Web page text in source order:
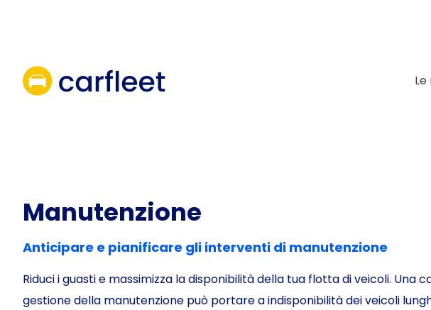
Manutenzione
Anticipare e pianificare gli interventi di manutenzione
Riduci i guasti e massimizza la disponibilità della tua flotta di veicoli. Una
gestione della manutenzione può portare a indisponibilità dei veicoli